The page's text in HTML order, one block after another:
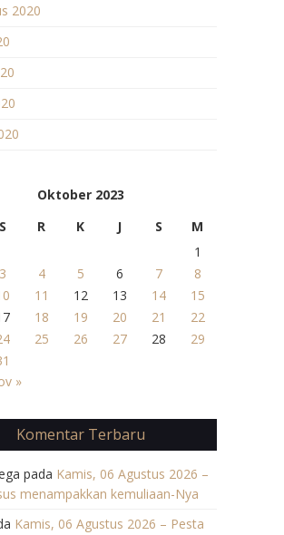
2020
Oktober 2023
S R K J S
M
1
3 4 5 6 7
8
11 12 13 14
15
18 19 20 21
22
25 26 27 28
29
»
Komentar Terbaru
pada Kamis, 06 Agustus 2026 –
menampakkan kemuliaan-Nya
Kamis, 06 Agustus 2026 – Pesta